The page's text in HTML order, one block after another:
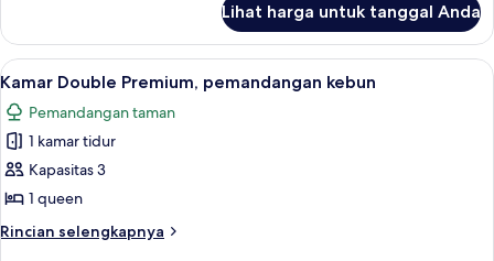
renang
Kamar
Double
Superior,
pemandangan
kolam
renang
Lihat harga untuk tanggal Anda
Lihat
semua
foto
untuk
Kamar
Double
Premium,
pemandangan
11
Kamar Double Premium, pemandangan kebun
Pemandangan taman
1 kamar tidur
Kapasitas 3
1 queen
Rincian selengkapnya
Rincian